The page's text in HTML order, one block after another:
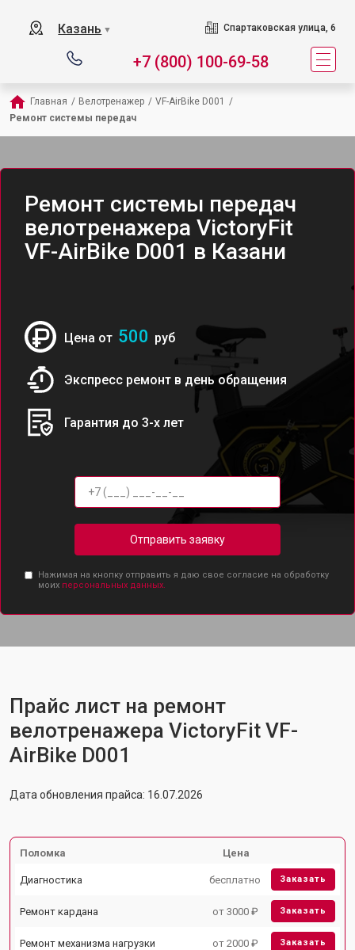
Казань ▼ Спартаковская улица, 6
+7 (800) 100-69-58
Главная / Велотренажер / VF-AirBike D001
/
Ремонт системы передач
Ремонт системы передач
велотренажера VictoryFit
VF-AirBike D001 в Казани
Цена от 500 руб
Экспресс ремонт в день обращения
Гарантия до 3-х лет
Отправить заявку
Нажимая на кнопку отправить я даю свое согласие на обработку
моих персональных данных.
Прайс лист на ремонт
велотренажера VictoryFit VF-
AirBike D001
Дата обновления прайса: 16.07.2026
Поломка Цена
Диагностика бесплатно Заказать
Ремонт кардана от 3000 ₽ Заказать
Ремонт механизма нагрузки от 2000 ₽ Заказать